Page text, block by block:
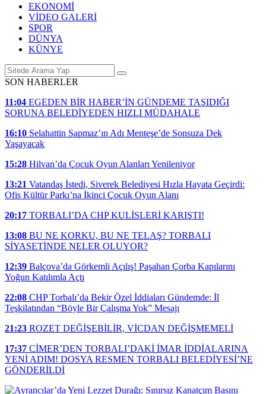
EKONOMİ
VİDEO GALERİ
SPOR
DÜNYA
KÜNYE
SON HABERLER
11:04 EGEDEN BİR HABER’İN GÜNDEME TAŞIDIĞI
SORUNA BELEDİYEDEN HIZLI MÜDAHALE
16:10 Selahattin Sapmaz’ın Adı Menteşe’de Sonsuza Dek
Yaşayacak
15:28 Hilvan’da Çocuk Oyun Alanları Yenileniyor
13:21 Vatandaş İstedi, Siverek Belediyesi Hızla Hayata Geçirdi:
Ofis Kültür Parkı’na İkinci Çocuk Oyun Alanı
20:17 TORBALI’DA CHP KULİSLERİ KARIŞTI!
13:08 BU NE KORKU, BU NE TELAŞ? TORBALI
SİYASETİNDE NELER OLUYOR?
12:39 Balçova’da Görkemli Açılış! Paşahan Çorba Kapılarını
Yoğun Katılımla Açtı
22:08 CHP Torbalı’da Bekir Özel İddiaları Gündemde: İl
Teşkilatından “Böyle Bir Çalışma Yok” Mesajı
21:23 ROZET DEĞİŞEBİLİR, VİCDAN DEĞİŞMEMELİ
17:37 CİMER’DEN TORBALI’DAKİ İMAR İDDİALARINA
YENİ ADIM! DOSYA RESMEN TORBALI BELEDİYESİ’NE
GÖNDERİLDİ